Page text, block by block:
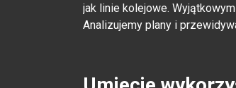
jak linie kolejowe.
Analizujemy plany i